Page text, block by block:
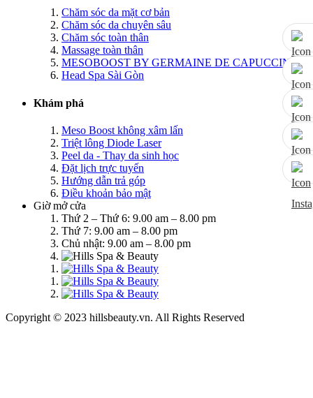
Chăm sóc da mặt cơ bản
Chăm sóc da chuyên sâu
Chăm sóc toàn thân
Massage toàn thân
MESOBOOST BY GERMAINE DE CAPUCCINI
Head Spa Sài Gòn
Khám phá
Meso Boost không xâm lấn
Triệt lông Diode Laser
Peel da - Thay da sinh học
Đặt lịch trực tuyến
Hướng dẫn trả góp
Điều khoản bảo mật
Giờ mở cửa
Thứ 2 – Thứ 6: 9.00 am – 8.00 pm
Thứ 7: 9.00 am – 8.00 pm
Chủ nhật: 9.00 am – 8.00 pm
Copyright © 2023 hillsbeauty.vn. All Rights Reserved